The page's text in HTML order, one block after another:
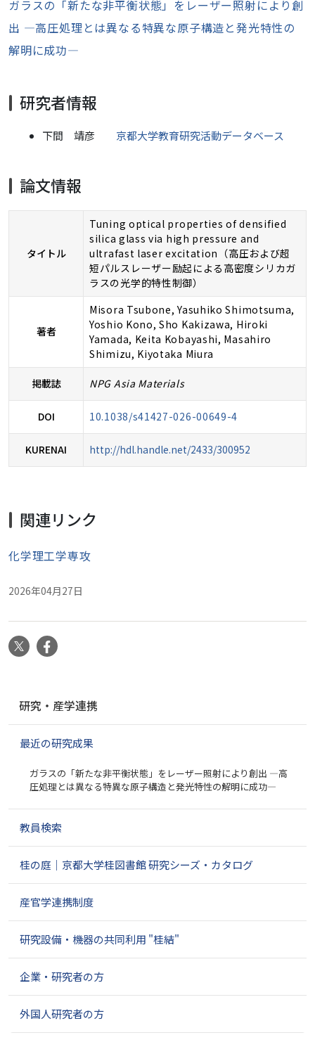
ガラスの「新たな非平衡状態」をレーザー照射により創
出 ―高圧処理とは異なる特異な原子構造と発光特性の
解明に成功―
研究者情報
下間 靖彦 京都大学教育研究活動データベース
論文情報
タイトル
Tuning optical properties of densified
silica glass via high pressure and
ultrafast laser excitation（高圧および超
短パルスレーザー励起による高密度シリカガ
ラスの光学的特性制御）
著者
Misora Tsubone, Yasuhiko Shimotsuma,
Yoshio Kono, Sho Kakizawa, Hiroki
Yamada, Keita Kobayashi, Masahiro
Shimizu, Kiyotaka Miura
掲載誌 NPG Asia Materials
DOI 10.1038/s41427-026-00649-4
KURENAI http://hdl.handle.net/2433/300952
関連リンク
化学理工学専攻
2026年04月27日
X
ゲ
研究・産学連携
最近の研究成果
ガラスの「新たな非平衡状態」をレーザー照射により創出 ―高
圧処理とは異なる特異な原子構造と発光特性の解明に成功―
教員検索
桂の庭｜京都大学桂図書館 研究シーズ・カタログ
産官学連携制度
研究設備・機器の共同利用 "桂結"
企業・研究者の方
外国人研究者の方